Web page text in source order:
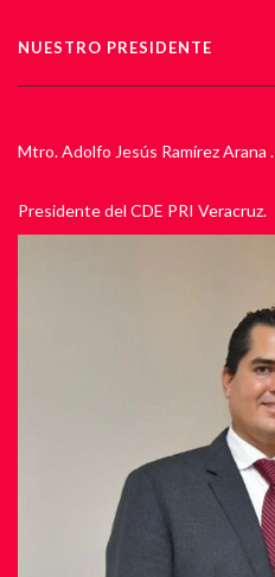
NUESTRO PRESIDENTE
Mtro. Adolfo Jesús Ramírez Arana .
Presidente del CDE PRI Veracruz.